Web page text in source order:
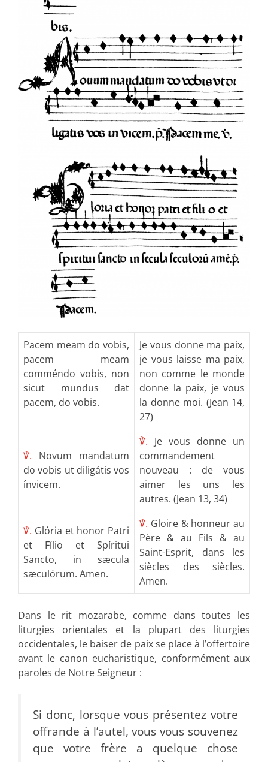
Pacem meam do vobis,
pacem meam
comméndo vobis, non
sicut mundus dat
pacem, do vobis.
Je vous donne ma paix,
je vous laisse ma paix,
non comme le monde
donne la paix, je vous
la donne moi. (Jean 14,
27)
℣. Novum mandatum
do vobis ut diligátis vos
ínvicem.
℣. Je vous donne un
commandement
nouveau : de vous
aimer les uns les
autres. (Jean 13, 34)
℣. Glória et honor Patri
et Fílio et Spíritui
Sancto, in sæcula
sæculórum. Amen.
℣. Gloire & honneur au
Père & au Fils & au
Saint-Esprit, dans les
siècles des siècles.
Amen.
Dans le rit mozarabe, comme dans toutes les
liturgies orientales et la plupart des liturgies
occidentales, le baiser de paix se place à l’offertoire
avant le canon eucharistique, conformément aux
paroles de Notre Seigneur :
Si donc, lorsque vous présentez votre
offrande à l’autel, vous vous souvenez
que votre frère a quelque chose